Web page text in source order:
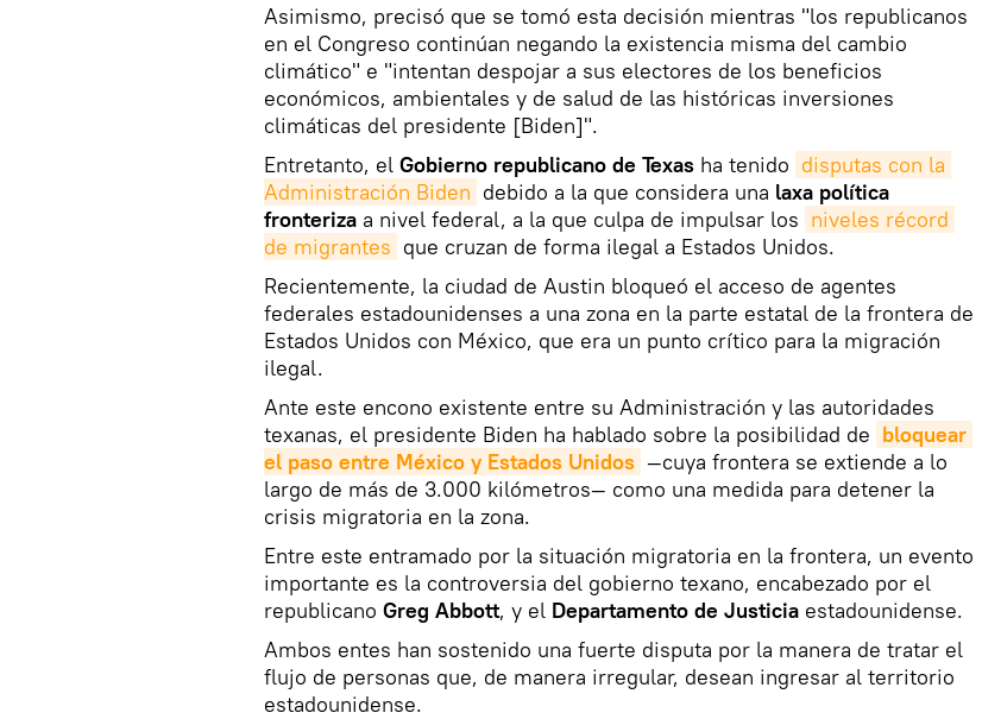
Asimismo, precisó que se tomó esta decisión mientras "los republicanos
en el Congreso continúan negando la existencia misma del cambio
climático" e "intentan despojar a sus electores de los beneficios
económicos, ambientales y de salud de las históricas inversiones
climáticas del presidente [Biden]".
Entretanto, el Gobierno republicano de Texas ha tenido disputas con la
Administración Biden debido a la que considera una laxa política
fronteriza a nivel federal, a la que culpa de impulsar los niveles récord
de migrantes que cruzan de forma ilegal a Estados Unidos.
Recientemente, la ciudad de Austin bloqueó el acceso de agentes
federales estadounidenses a una zona en la parte estatal de la frontera de
Estados Unidos con México, que era un punto crítico para la migración
ilegal.
Ante este encono existente entre su Administración y las autoridades
texanas, el presidente Biden ha hablado sobre la posibilidad de bloquear
el paso entre México y Estados Unidos —cuya frontera se extiende a lo
largo de más de 3.000 kilómetros— como una medida para detener la
crisis migratoria en la zona.
Entre este entramado por la situación migratoria en la frontera, un evento
importante es la controversia del gobierno texano, encabezado por el
republicano Greg Abbott, y el Departamento de Justicia estadounidense.
Ambos entes han sostenido una fuerte disputa por la manera de tratar el
flujo de personas que, de manera irregular, desean ingresar al territorio
estadounidense.